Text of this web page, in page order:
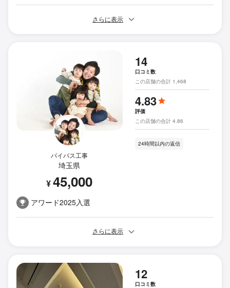
さらに表示
バイパス工事
埼玉県
¥45,000
アワード2025入選
14
口コミ数
この店舗の合計 1,468
4.83
評価
この店舗の合計 4.86
24時間以内の返信
さらに表示
12
口コミ数